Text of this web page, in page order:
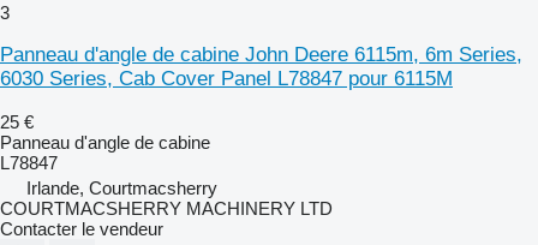
3
Panneau d'angle de cabine John Deere 6115m, 6m Series,
6030 Series, Cab Cover Panel L78847 pour 6115M
25 €
Panneau d'angle de cabine
L78847
Irlande, Courtmacsherry
COURTMACSHERRY MACHINERY LTD
Contacter le vendeur